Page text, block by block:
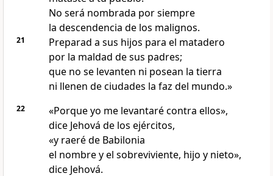
No será nombrada por siempre
la descendencia de los malignos.
21
Preparad a sus hijos para el matadero
por la maldad de sus padres;
que no se levanten ni posean la tierra
ni llenen de ciudades la faz del mundo.»
22
«Porque yo me levantaré contra ellos»,
dice Jehová de los ejércitos,
«y raeré de Babilonia
el nombre y el sobreviviente, hijo y nieto»,
dice Jehová.